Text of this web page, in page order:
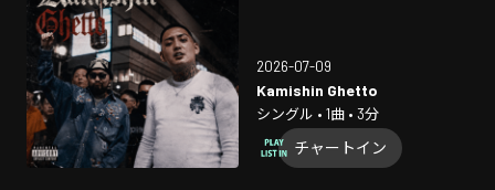
2026-07-09
Kamishin Ghetto
シングル • 1曲 • 3分
チャートイン